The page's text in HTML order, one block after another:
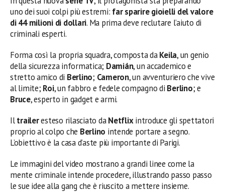
uno dei suoi colpi più estremi: far sparire gioielli del valore
di 44 milioni di dollari. Ma prima deve reclutare l’aiuto di
criminali esperti.
Forma così la propria squadra, composta daKeila, un genio
della sicurezza informatica; Damián, un accademico e
stretto amico di Berlino; Cameron, un avventuriero che vive
al limite; Roi, un fabbro e fedele compagno di Berlino; e
Bruce, esperto in gadget e armi.
Iltraileresteso rilasciato daNetflixintroduce gli spettatori
proprio al colpo che Berlino intende portare a segno.
L’obiettivo è la casa d’aste più importante di Parigi.
Le immagini del video mostrano a grandi linee come la
mente criminale intende procedere, illustrando passo passo
le sue idee alla gang che è riuscito a mettere insieme.